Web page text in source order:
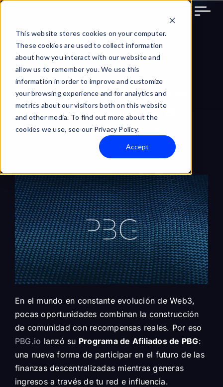
This website stores cookies on your computer.
These cookies are used to collect information
about how you interact with our website and
allow us to remember you. We use this
information in order to improve and customize
your browsing experience and for analytics and
metrics about our visitors both on this website
and other media. To find out more about the
cookies we use, see our Privacy Policy.
Accept
Skip
content
Conviértete en Afiliado de
PBG: Gana Apoyando el
Futuro de las Finanzas
En el mundo en constante evolución de Web3,
pocas oportunidades combinan la construcción
de comunidad con recompensas reales. Por eso
PBG.io lanzó su Programa de Afiliados de PBG:
una nueva forma de participar en el futuro de las
finanzas descentralizadas mientras generas
ingresos a través de tu red e influencia.